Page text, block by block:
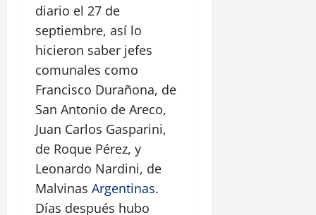
diario el 27 de
septiembre, así lo
hicieron saber jefes
comunales como
Francisco Durañona, de
San Antonio de Areco,
Juan Carlos Gasparini,
de Roque Pérez, y
Leonardo Nardini, de
Malvinas Argentinas.
Días después hubo